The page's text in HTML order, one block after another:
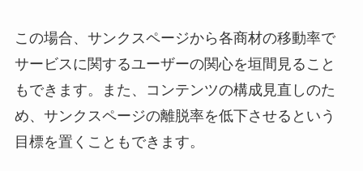
この場合、サンクスページから各商材の移動率で
サービスに関するユーザーの関心を垣間見ること
もできます。また、コンテンツの構成見直しのた
め、サンクスページの離脱率を低下させるという
目標を置くこともできます。